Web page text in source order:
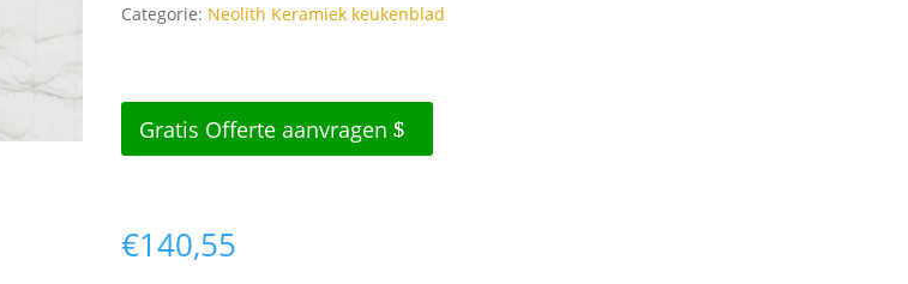
Categorie: Neolith Keramiek keukenblad
Gratis Offerte aanvragen
€140,55